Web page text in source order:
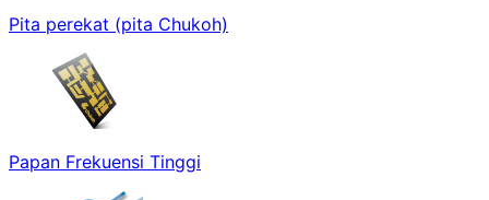
Pita perekat (pita Chukoh)
Papan Frekuensi Tinggi